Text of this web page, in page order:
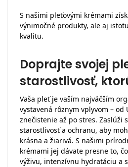
S našimi pleťovými krémami
výnimočné produkty, ale aj
kvalitu.
Doprajte svojej
starostlivosť,
Vaša pleť je vaším najväčším
vystavená rôznym vplyvom – od
znečistenie až po stres. Zaslúži
starostlivosť a ochranu, aby
krásna a žiarivá. S našimi
krémami jej dávate presne to,
výživu, intenzívnu hydratáciu a